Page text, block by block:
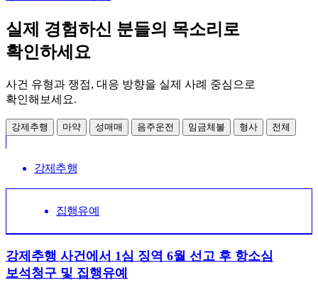
실제 경험하신 분들의 목소리로
확인하세요
사건 유형과 쟁점, 대응 방향을 실제 사례 중심으로
확인해보세요.
강제추행 마약 성매매 음주운전 임금체불 형사 전체
강제추행
집행유예
강제추행 사건에서 1심 징역 6월 선고 후 항소심
보석청구 및 집행유예